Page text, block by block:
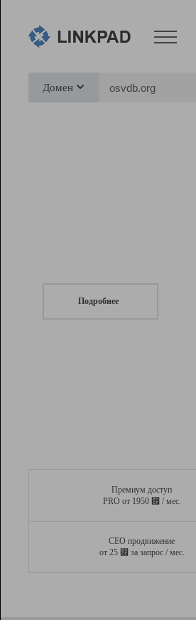
Домен
Подробнее
Премиум доступ
PRO от 1950 ⃏ / мес.
СЕО продвижение
от 25 ⃏ за запрос / мес.